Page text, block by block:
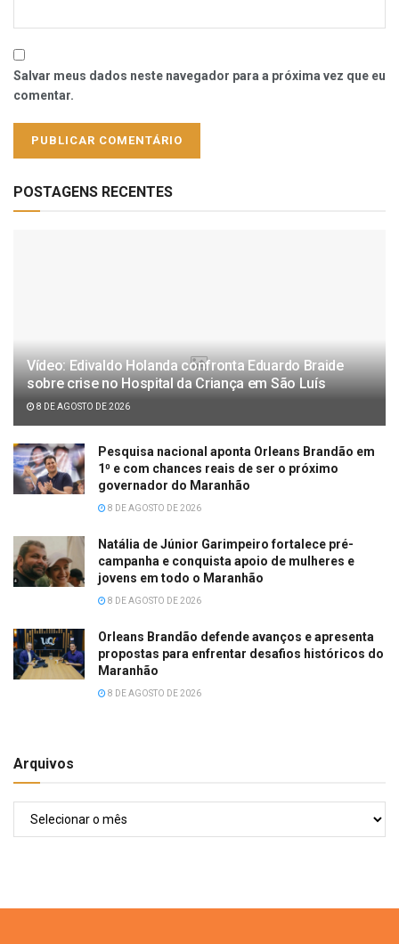
Salvar meus dados neste navegador para a próxima vez que eu
comentar.
POSTAGENS RECENTES
Vídeo: Edivaldo Holanda confronta Eduardo Braide
sobre crise no Hospital da Criança em São Luís
8 DE AGOSTO DE 2026
Pesquisa nacional aponta Orleans Brandão em
1⁰ e com chances reais de ser o próximo
governador do Maranhão
8 DE AGOSTO DE 2026
Natália de Júnior Garimpeiro fortalece pré-
campanha e conquista apoio de mulheres e
jovens em todo o Maranhão
8 DE AGOSTO DE 2026
Orleans Brandão defende avanços e apresenta
propostas para enfrentar desafios históricos do
Maranhão
8 DE AGOSTO DE 2026
Arquivos
Arquivos